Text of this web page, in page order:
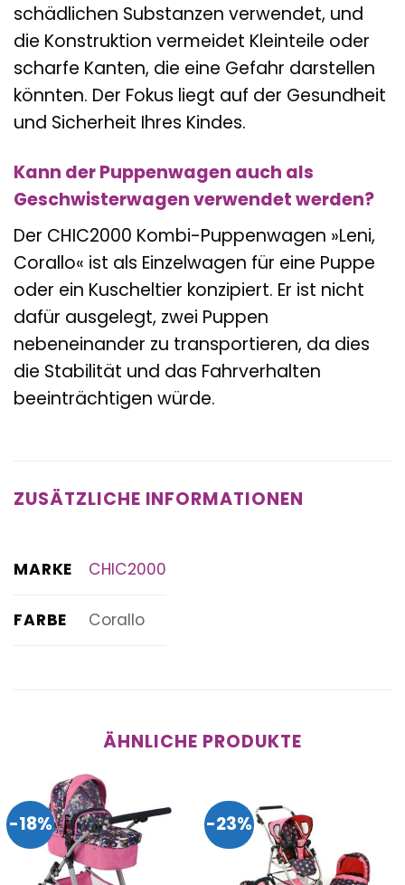
schädlichen Substanzen verwendet, und
die Konstruktion vermeidet Kleinteile oder
scharfe Kanten, die eine Gefahr darstellen
könnten. Der Fokus liegt auf der Gesundheit
und Sicherheit Ihres Kindes.
Kann der Puppenwagen auch als
Geschwisterwagen verwendet werden?
Der CHIC2000 Kombi-Puppenwagen »Leni,
Corallo« ist als Einzelwagen für eine Puppe
oder ein Kuscheltier konzipiert. Er ist nicht
dafür ausgelegt, zwei Puppen
nebeneinander zu transportieren, da dies
die Stabilität und das Fahrverhalten
beeinträchtigen würde.
ZUSÄTZLICHE INFORMATIONEN
MARKE CHIC2000
FARBE Corallo
ÄHNLICHE PRODUKTE
-18% -23%